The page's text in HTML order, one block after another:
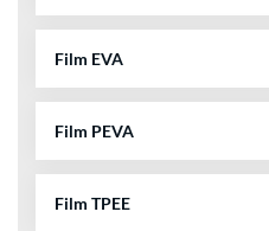
Film EVA
Film PEVA
Film TPEE